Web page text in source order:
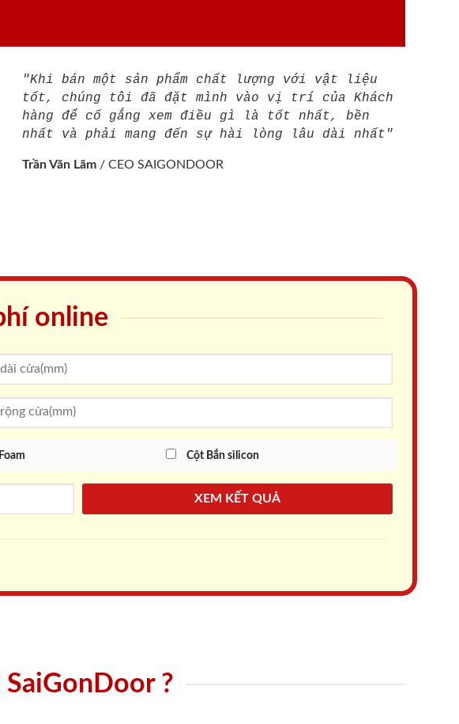
"Khi bán một sản phẩm chất lượng với vật liệu
tốt, chúng tôi đã đặt mình vào vị trí của Khách
hàng để cố gắng xem điều gì là tốt nhất, bền
nhất và phải mang đến sự hài lòng lâu dài nhất"
Trần Văn Lãm / CEO SAIGONDOOR
online
Cột Bắn silicon
XEM KẾT QUẢ
?